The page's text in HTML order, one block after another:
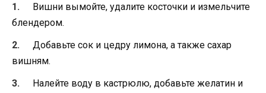
Вишни вымойте, удалите косточки и измельчите
блендером.
Добавьте сок и цедру лимона, а также сахар
вишням.
Налейте воду в кастрюлю, добавьте желатин и